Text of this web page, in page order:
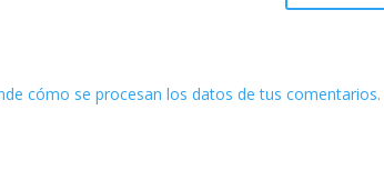
cómo se procesan los datos de tus comentarios.